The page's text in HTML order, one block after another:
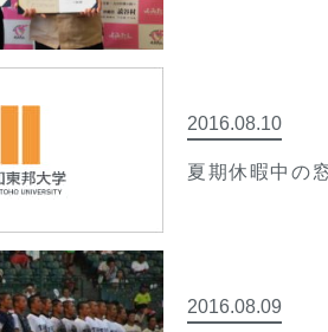
2016.08.10
夏期休暇中の
2016.08.09